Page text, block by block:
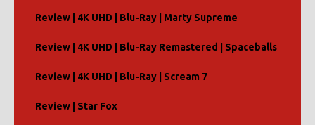
Review | 4K UHD | Blu-Ray | Marty Supreme
Review | 4K UHD | Blu-Ray Remastered | Spaceballs
Review | 4K UHD | Blu-Ray | Scream 7
Review | Star Fox